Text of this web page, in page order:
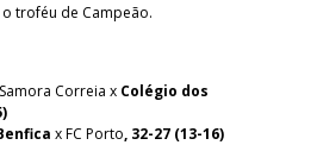
troféu de Campeão.
Correia x Colégio dos
x FC Porto, 32-27 (13-16)